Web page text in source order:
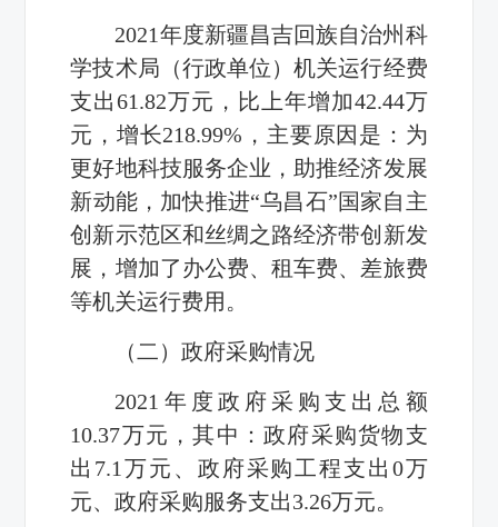
2021年度新疆昌吉回族自治州科
学技术局（行政单位）机关运行经费
支出61.82万元，比上年增加42.44万
元，增长218.99%，主要原因是：为
更好地科技服务企业，助推经济发展
新动能，加快推进“乌昌石”国家自主
创新示范区和丝绸之路经济带创新发
展，增加了办公费、租车费、差旅费
等机关运行费用。
（二）政府采购情况
2021年度政府采购支出总额
10.37万元，其中：政府采购货物支
出7.1万元、政府采购工程支出0万
元、政府采购服务支出3.26万元。